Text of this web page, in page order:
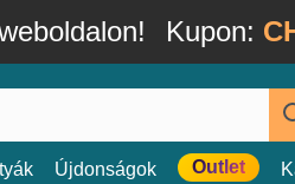
Kupon:
Újdonságok Outlet